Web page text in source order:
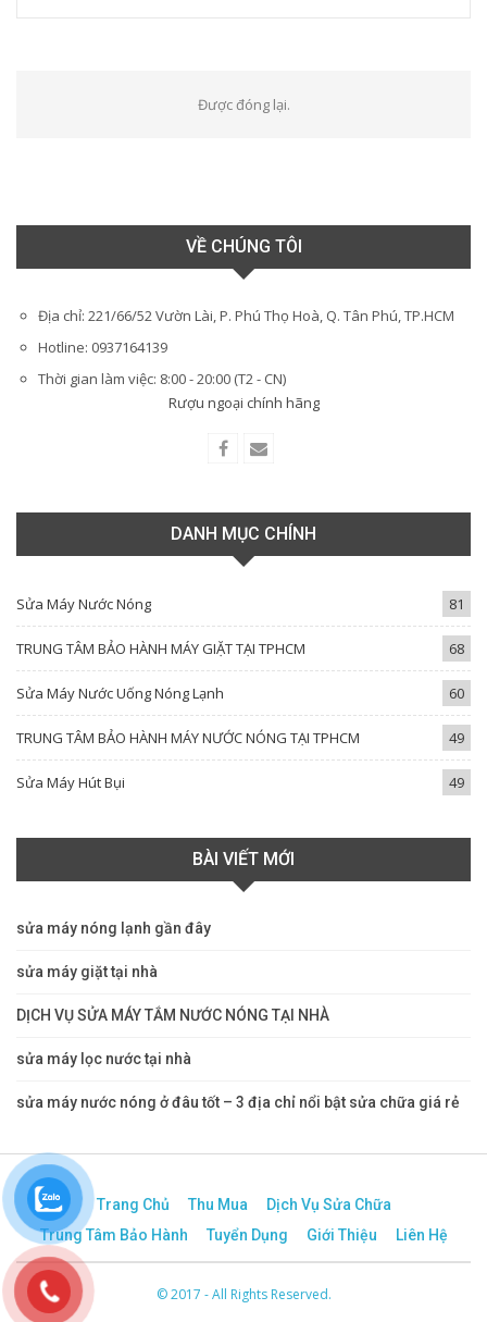
Được đóng lại.
VỀ CHÚNG TÔI
Địa chỉ: 221/66/52 Vườn Lài, P. Phú Thọ Hoà, Q. Tân Phú, TP.HCM
Hotline: 0937164139
Thời gian làm việc: 8:00 - 20:00 (T2 - CN)
Rượu ngoại chính hãng
DANH MỤC CHÍNH
Sửa Máy Nước Nóng 81
TRUNG TÂM BẢO HÀNH MÁY GIẶT TẠI TPHCM 68
Sửa Máy Nước Uống Nóng Lạnh 60
TRUNG TÂM BẢO HÀNH MÁY NƯỚC NÓNG TẠI TPHCM 49
Sửa Máy Hút Bụi 49
BÀI VIẾT MỚI
sửa máy nóng lạnh gần đây
sửa máy giặt tại nhà
DỊCH VỤ SỬA MÁY TẮM NƯỚC NÓNG TẠI NHÀ
sửa máy lọc nước tại nhà
sửa máy nước nóng ở đâu tốt – 3 địa chỉ nổi bật sửa chữa giá rẻ
Trang Chủ Thu Mua
Dịch Vụ Sửa Chữa
Trung Tâm Bảo Hành
Tuyển Dụng Giới Thiệu Liên Hệ
© 2017 - All Rights Reserved.